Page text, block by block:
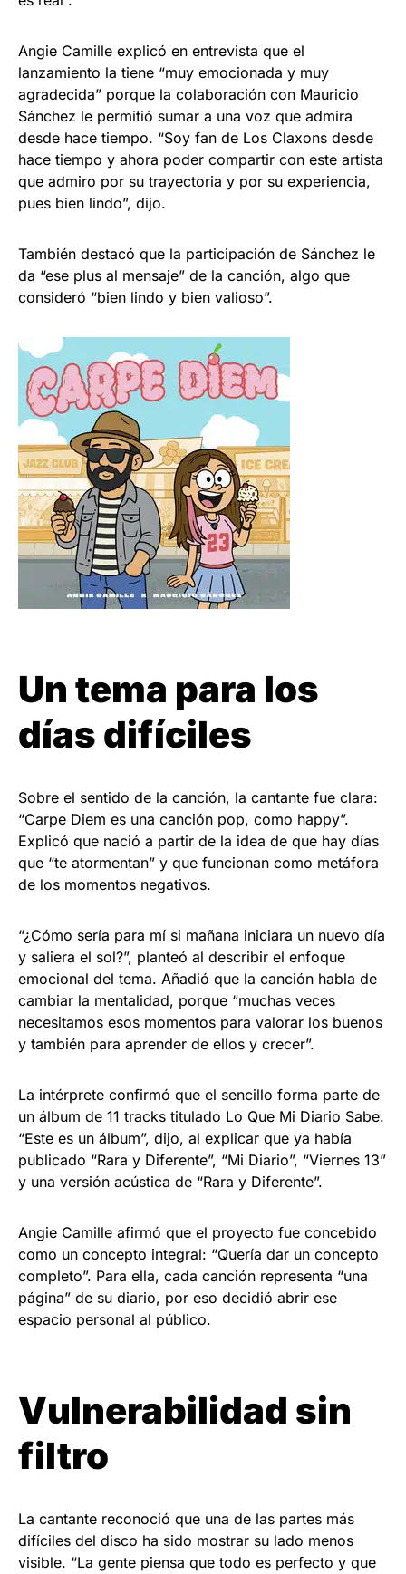
Angie Camille explicó en entrevista que el
lanzamiento la tiene “muy emocionada y muy
agradecida” porque la colaboración con Mauricio
Sánchez le permitió sumar a una voz que admira
desde hace tiempo. “Soy fan de Los Claxons desde
hace tiempo y ahora poder compartir con este artista
que admiro por su trayectoria y por su experiencia,
pues bien lindo”, dijo.
También destacó que la participación de Sánchez le
da “ese plus al mensaje” de la canción, algo que
consideró “bien lindo y bien valioso”.
Un tema para los
días difíciles
Sobre el sentido de la canción, la cantante fue clara:
“Carpe Diem es una canción pop, como happy”.
Explicó que nació a partir de la idea de que hay días
que “te atormentan” y que funcionan como metáfora
de los momentos negativos.
“¿Cómo sería para mí si mañana iniciara un nuevo día
y saliera el sol?”, planteó al describir el enfoque
emocional del tema. Añadió que la canción habla de
cambiar la mentalidad, porque “muchas veces
necesitamos esos momentos para valorar los buenos
y también para aprender de ellos y crecer”.
La intérprete confirmó que el sencillo forma parte de
un álbum de 11 tracks titulado Lo Que Mi Diario Sabe.
“Este es un álbum”, dijo, al explicar que ya había
publicado “Rara y Diferente”, “Mi Diario”, “Viernes 13”
y una versión acústica de “Rara y Diferente”.
Angie Camille afirmó que el proyecto fue concebido
como un concepto integral: “Quería dar un concepto
completo”. Para ella, cada canción representa “una
página” de su diario, por eso decidió abrir ese
espacio personal al público.
Vulnerabilidad sin
filtro
La cantante reconoció que una de las partes más
difíciles del disco ha sido mostrar su lado menos
visible. “La gente piensa que todo es perfecto y que